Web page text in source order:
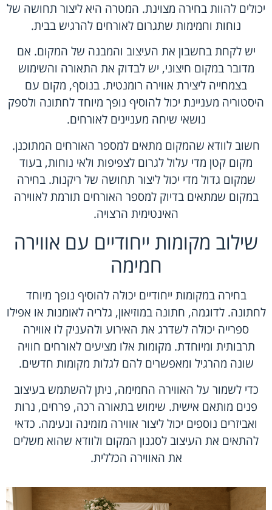
יכולים להוות בחירה מצוינת. המטרה היא ליצור תחושה של
נוחות וחמימות שתגרום לאורחים להרגיש בבית.
יש לקחת בחשבון את העיצוב והמבנה של המקום. אם
מדובר במקום חיצוני, יש לבדוק את התאורה והשימוש
בצמחייה ליצירת אווירה רומנטית. בנוסף, מקום עם
היסטוריה מעניינת יכול להוסיף נופך מיוחד לחתונה ולספק
נושאי שיחה מעניינים לאורחים.
חשוב לוודא שהמקום מתאים למספר האורחים המתוכנן.
מקום קטן מדי עלול לגרום לצפיפות ולאי נוחות, בעוד
שמקום גדול מדי יכול ליצור תחושה של ריקנות. בחירה
במקום שמתאים בדיוק למספר האורחים תורמת לאווירה
האינטימית הרצויה.
שילוב מקומות ייחודיים עם אווירה
חמימה
בחירה במקומות ייחודיים יכולה להוסיף נופך מיוחד
לחתונה. לדוגמה, חתונה במוזיאון, גלריה לאומנות או אפילו
ספרייה יכולה לשדרג את האירוע ולהעניק לו אווירה
תרבותית ומיוחדת. מקומות אלו מציעים לאורחים חוויה
שונה מהרגיל ומאפשרים להם לגלות מקומות חדשים.
כדי לשמור על האווירה החמימה, ניתן להשתמש בעיצוב
פנים מותאם אישית. שימוש בתאורה רכה, פרחים, נרות
ואביזרים נוספים יכול ליצור אווירה מזמינה ונעימה. כדאי
להתאים את העיצוב לסגנון המקום ולוודא שהוא משלים
את האווירה הכללית.